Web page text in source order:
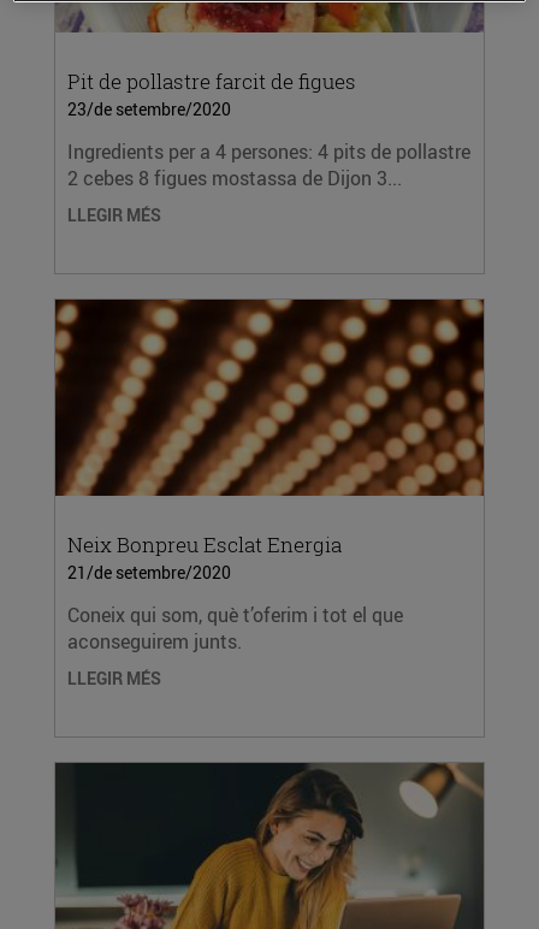
Pit de pollastre farcit de figues
23/de setembre/2020
Ingredients per a 4 persones: 4 pits de pollastre
2 cebes 8 figues mostassa de Dijon 3...
LLEGIR MÉS
Neix Bonpreu Esclat Energia
21/de setembre/2020
Coneix qui som, què t’oferim i tot el que
aconseguirem junts.
LLEGIR MÉS